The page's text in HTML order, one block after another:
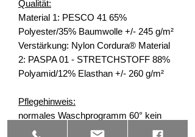
Qualität:
Material 1: PESCO 41 65%
Polyester/35% Baumwolle +/- 245 g/m²
Verstärkung: Nylon Cordura® Material
2: PASPA 01 - STRETCHSTOFF 88%
Polyamid/12% Elasthan +/- 260 g/m²
Pflegehinweis:
normales Waschprogramm 60° kein
Bleichmittel verwenden bei niedriger